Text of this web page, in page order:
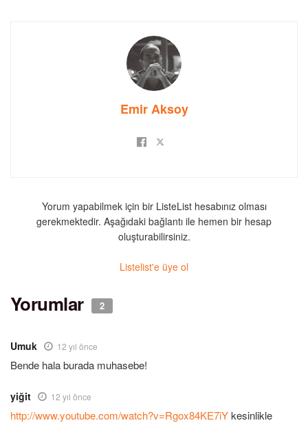
Emir Aksoy
Yorum yapabilmek için bir ListeList hesabınız olması
gerekmektedir. Aşağıdaki bağlantı ile hemen bir hesap
oluşturabilirsiniz.
Listelist'e üye ol
Yorumlar 2
Umuk 12 yıl önce
Bende hala burada muhasebe!
yiğit 12 yıl önce
http://www.youtube.com/watch?v=Rgox84KE7iYkesinlikle